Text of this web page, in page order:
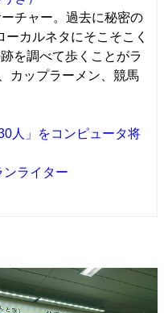
チャー。過去に秘密の
カルネタにそこそこく
を調べて歩くことがラ
カップラーメン、競馬
人」をコンピュータ将
ライター